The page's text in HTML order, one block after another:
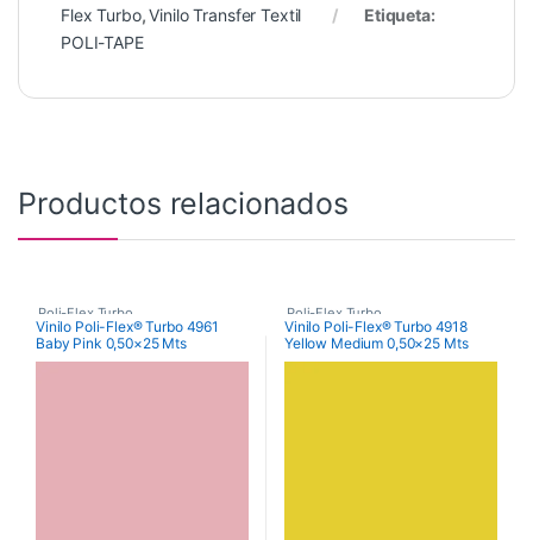
Flex Turbo,Vinilo Transfer Textil
Etiqueta:
POLI-TAPE
Productos relacionados
Poli-Flex Turbo
Vinilo Transfer Textil
Vinilo Poli-Flex® Turbo 4961
Baby Pink 0,50×25 Mts
Poli-Flex Turbo
Vinilo Transfer Textil
Vinilo Poli-Flex® Turbo 4918
Yellow Medium 0,50×25 Mts